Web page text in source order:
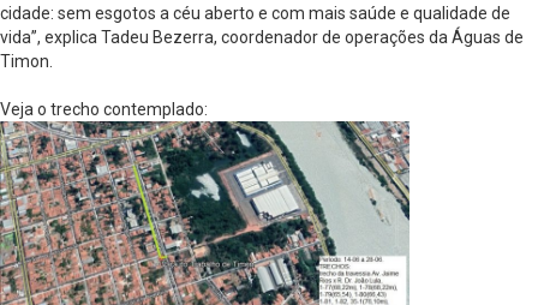
cidade: sem esgotos a céu aberto e com mais saúde e qualidade de
vida”, explica Tadeu Bezerra, coordenador de operações da Águas de
Timon.
Veja o trecho contemplado: